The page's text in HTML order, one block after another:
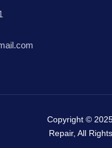
Copyright ©
Repair, All